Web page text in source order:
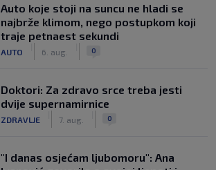
Auto koje stoji na suncu ne hladi se
najbrže klimom, nego postupkom koji
traje petnaest sekundi
AUTO 6. aug. 0
Doktori: Za zdravo srce treba jesti
dvije supernamirnice
ZDRAVLJE 7. aug. 0
"I danas osjećam ljubomoru": Ana